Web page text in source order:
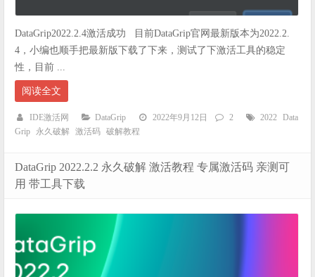
DataGrip2022.2.4激活成功 目前DataGrip官网最新版本为2022.2.
4，小编也顺手把最新版下载了下来，测试了下激活工具的稳定
性，目前 ...
阅读全文
IDE激活网 DataGrip 2022年9月12日 2 2022 Data
Grip
永久破解 激活码 破解教程
DataGrip 2022.2.2 永久破解 激活教程 专属激活码 亲测可
用 带工具下载